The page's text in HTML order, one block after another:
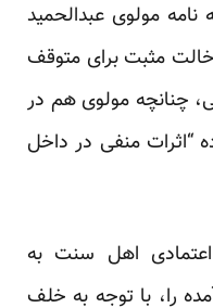
مولوی عبدالحمید
مثبت برای متوقف
۲۶ زندانی سنی، چنانچه مولوی هم در
“اثرات منفی در داخل
اهل سنت به
را، با توجه به خلف